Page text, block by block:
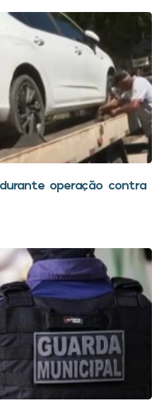
operação contra